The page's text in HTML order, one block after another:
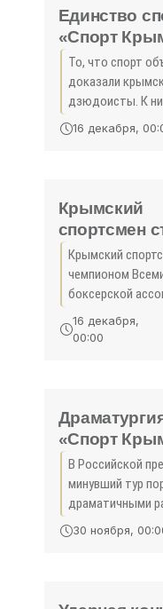
командам лиги,
Единство
«Спорт
То, что спорт
доказали
дзюдоисты. К
на учебно-
сборы приехали
страны. Задача -
максимально
16 декабря,
Крымский
спортсмен
чемпионом
Всемирной
боксерской
ассоциации -
«Спорт
Крымский
чемпионом
боксерской
этом сообщили в
службе
16 декабря,
00:00
«Спорт
В Российской
минувший тур
драматичными
Сразу в
поединках всё
важные движения
30 ноября,